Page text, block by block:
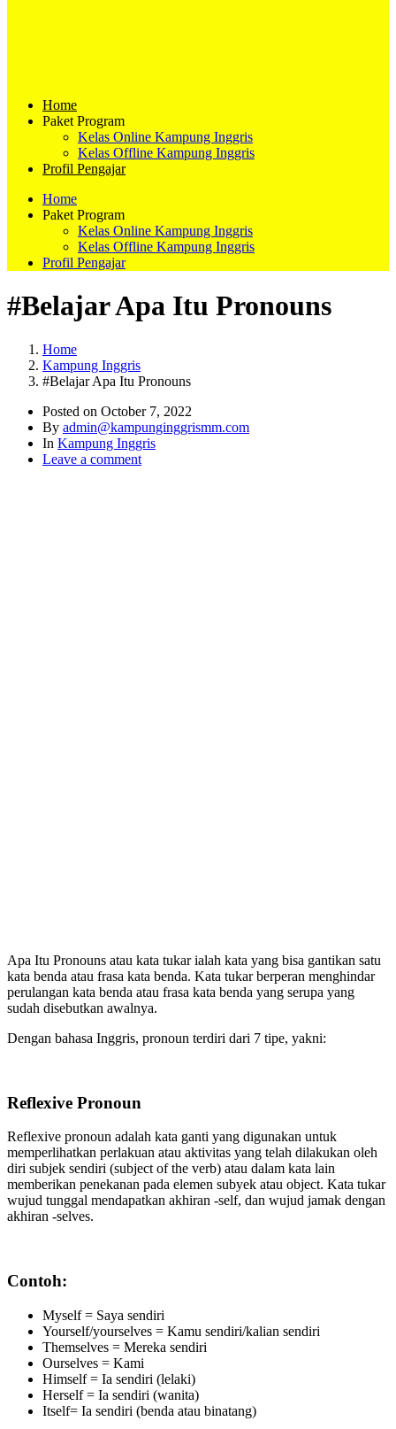
Home
Paket Program
Kelas Online Kampung Inggris
Kelas Offline Kampung Inggris
Profil Pengajar
Home
Paket Program
Kelas Online Kampung Inggris
Kelas Offline Kampung Inggris
Profil Pengajar
#Belajar Apa Itu Pronouns
Home
Kampung Inggris
#Belajar Apa Itu Pronouns
Posted on October 7, 2022
By admin@kampunginggrismm.com
In Kampung Inggris
Leave a comment
Apa Itu Pronouns atau kata tukar ialah kata yang bisa gantikan satu
kata benda atau frasa kata benda. Kata tukar berperan menghindar
perulangan kata benda atau frasa kata benda yang serupa yang
sudah disebutkan awalnya.
Dengan bahasa Inggris, pronoun terdiri dari 7 tipe, yakni:
Reflexive Pronoun
Reflexive pronoun adalah kata ganti yang digunakan untuk
memperlihatkan perlakuan atau aktivitas yang telah dilakukan oleh
diri subjek sendiri (subject of the verb) atau dalam kata lain
memberikan penekanan pada elemen subyek atau object. Kata tukar
wujud tunggal mendapatkan akhiran -self, dan wujud jamak dengan
akhiran -selves.
Contoh:
Myself = Saya sendiri
Yourself/yourselves = Kamu sendiri/kalian sendiri
Themselves = Mereka sendiri
Ourselves = Kami
Himself = Ia sendiri (lelaki)
Herself = Ia sendiri (wanita)
Itself= Ia sendiri (benda atau binatang)